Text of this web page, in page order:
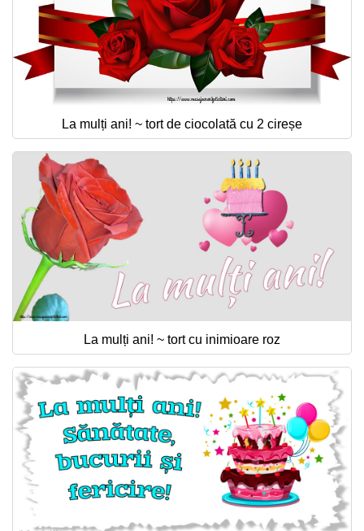
La mulți ani! ~ tort de ciocolată cu 2 cireșe
La mulți ani! ~ tort cu inimioare roz